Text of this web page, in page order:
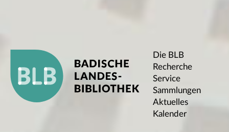
Die BLB
Recherche
Service
Sammlungen
Aktuelles
Kalender